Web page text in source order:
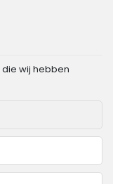
wij hebben